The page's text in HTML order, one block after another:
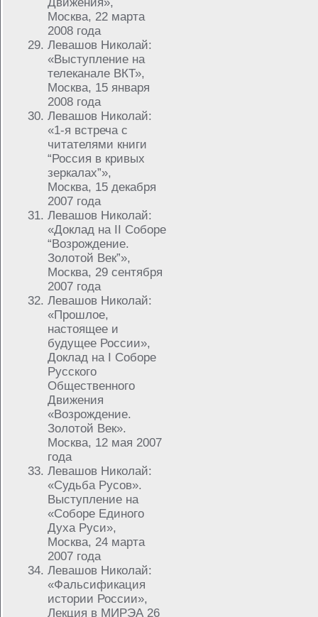
Москва, 22 марта
2008 года
Левашов Николай:
«Выступление на
телеканале ВКТ»,
Москва, 15 января
2008 года
Левашов Николай:
«1-я встреча с
читателями книги
“Россия в кривых
зеркалах”»,
Москва, 15 декабря
2007 года
Левашов Николай:
«Доклад на II Соборе
“Возрождение.
Золотой Век”»,
Москва, 29 сентября
2007 года
Левашов Николай:
«Прошлое,
настоящее и
будущее России»,
Доклад на I Соборе
Русского
Общественного
Движения
«Возрождение.
Золотой Век».
Москва, 12 мая 2007
года
Левашов Николай:
«Судьба Русов».
Выступление на
«Соборе Единого
Духа Руси»,
Москва, 24 марта
2007 года
Левашов Николай:
«Фальсификация
истории России»,
Лекция в МИРЭА 26